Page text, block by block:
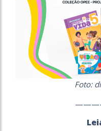
Foto: